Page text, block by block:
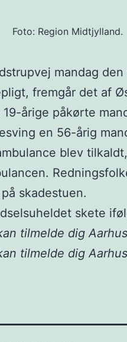
Foto: Region Midtjylland.
mandag
fremgår det af
19-årige påkørte
en 56-årig
blev
skadestuen.
skete
tilmelde dig
tilmelde dig